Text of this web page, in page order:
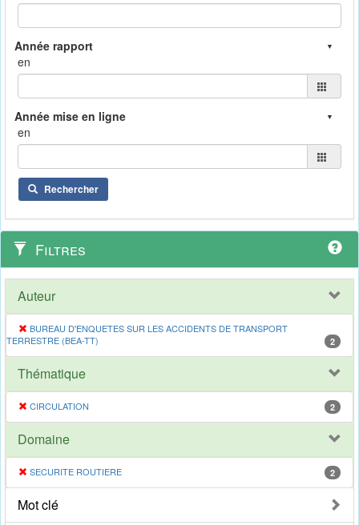
en
en
Rechercher
Filtres
Auteur
BUREAU D'ENQUETES SUR LES ACCIDENTS DE TRANSPORT
TERRESTRE (BEA-TT)
2
Thématique
CIRCULATION 2
Domaine
SECURITE ROUTIERE 2
Mot clé